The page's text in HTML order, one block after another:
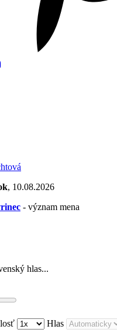
, 10.08.2026
- význam mena
hlas...
Hlas